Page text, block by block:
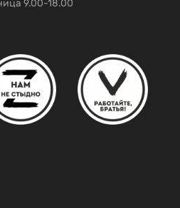
9.00-18.00